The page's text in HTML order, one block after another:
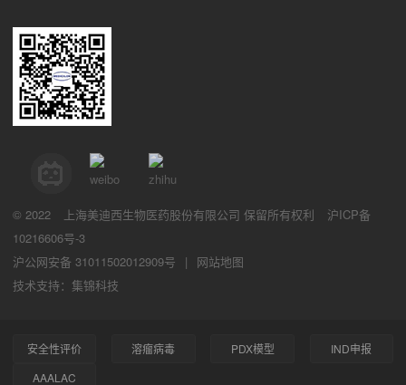
© 2022 上海美迪西生物医药股份有限公司 保留所有权利
沪ICP备
10216606号-3
沪公网安备 31011502012909号
|
网站地图
技术支持：集锦科技
安全性评价 溶瘤病毒 PDX模型
IND申报
AAALAC